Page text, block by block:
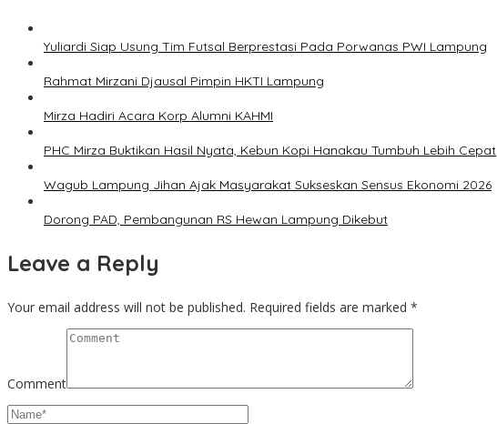
Yuliardi Siap Usung Tim Futsal Berprestasi Pada Porwanas PWI Lampung
Rahmat Mirzani Djausal Pimpin HKTI Lampung
Mirza Hadiri Acara Korp Alumni KAHMI
PHC Mirza Buktikan Hasil Nyata, Kebun Kopi Hanakau Tumbuh Lebih Cepat
Wagub Lampung Jihan Ajak Masyarakat Sukseskan Sensus Ekonomi 2026
Dorong PAD, Pembangunan RS Hewan Lampung Dikebut
Leave a Reply
Your email address will not be published. Required fields are marked *
Comment